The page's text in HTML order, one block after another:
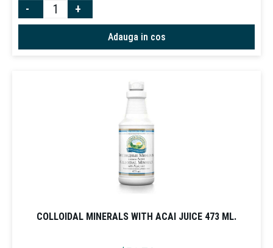
- +
Adauga in cos
COLLOIDAL MINERALS WITH ACAI JUICE 473 ML.